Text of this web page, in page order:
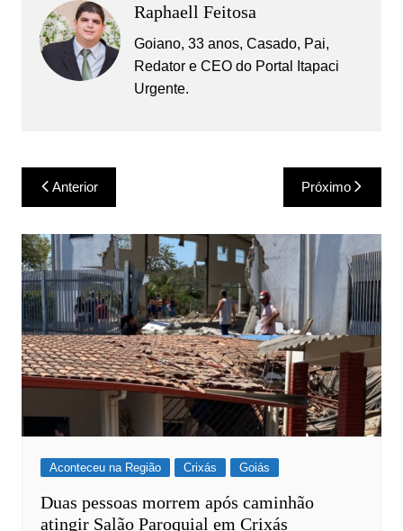
Raphaell Feitosa
Goiano, 33 anos, Casado, Pai,
Redator e CEO do Portal Itapaci
Urgente.
Navegação
de
Post
Anterior Próximo
Aconteceu na Região Crixás Goiás
Duas pessoas morrem após caminhão
atingir Salão Paroquial em Crixás